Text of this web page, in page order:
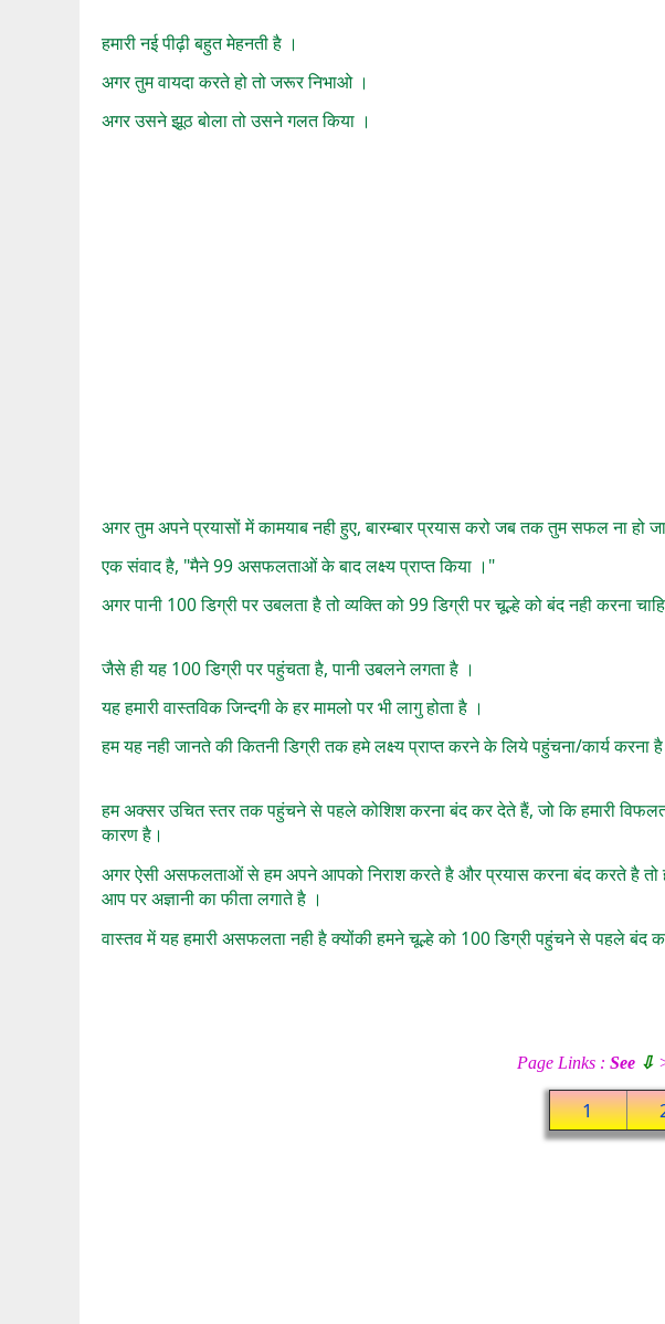
हमारी नई पीढ़ी बहुत मेहनती है ।
अगर तुम वायदा करते हो तो जरूर निभाओ ।
अगर उसने झूठ बोला तो उसने गलत किया ।
अगर तुम अपने प्रयासों में कामयाब नही हुए, बारम्बार प्रयास करो जब तक तुम सफल ना हो
एक संवाद है, "मैने 99 असफलताओं के बाद लक्ष्य प्राप्त किया ।"
अगर पानी 100 डिग्री पर उबलता है तो व्यक्ति को 99 डिग्री पर चूल्हे को बंद नही करना
जैसे ही यह 100 डिग्री पर पहुंचता है, पानी उबलने लगता है ।
यह हमारी वास्तविक जिन्दगी के हर मामलो पर भी लागु होता है ।
हम यह नही जानते की कितनी डिग्री तक हमे लक्ष्य प्राप्त करने के लिये पहुंचना/कार्य करना
हम अक्सर उचित स्तर तक पहुंचने से पहले कोशिश करना बंद कर देते हैं, जो कि हमारी
कारण है।
अगर ऐसी असफलताओं से हम अपने आपको निराश करते है और प्रयास करना बंद करते है तो
आप पर अज्ञानी का फीता लगाते है ।
वास्तव में यह हमारी असफलता नही है क्योंकी हमने चूल्हे को 100 डिग्री पहुंचने से पहले बंद
Page Links : See ⇩
1